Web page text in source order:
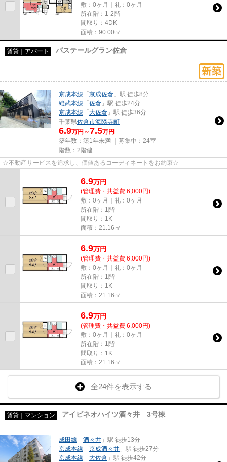
敷：0ヶ月｜礼：0ヶ月
所在階：1-2階
間取り：4DK
面積：90.00㎡
賃貸｜アパート パステールグラン佐倉
京成本線 「京成佐倉 」駅 徒歩8分
総武本線 「佐倉 」駅 徒歩24分
京成本線 「大佐倉 」駅 徒歩36分
千葉県佐倉市海隣寺町
6.9万円～7.5万円
築年数：築1年未満 ｜募集中： 24室
階数：2階建
☆不動産サービスを追求し、価値あるコーディネートをお約束☆
6.9万円
(管理費・共益費 6,000円)
敷：0ヶ月｜礼：0ヶ月
所在階：1階
間取り：1K
面積：21.16㎡
6.9万円
(管理費・共益費 6,000円)
敷：0ヶ月｜礼：0ヶ月
所在階：1階
間取り：1K
面積：21.16㎡
6.9万円
(管理費・共益費 6,000円)
敷：0ヶ月｜礼：0ヶ月
所在階：1階
間取り：1K
面積：21.16㎡
全24件を表示する
賃貸｜マンション アイビネオハイツ酒々井 3号棟
成田線 「酒々井 」駅 徒歩13分
京成本線 「京成酒々井 」駅 徒歩27分
京成本線 「大佐倉 」駅 徒歩42分